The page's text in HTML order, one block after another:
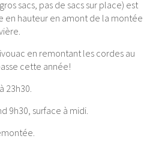
sacs, pas de sacs sur place) est
en hauteur en amont de la montée
en remontant les cordes au
cette année!
23h30.
9h30, surface à midi.